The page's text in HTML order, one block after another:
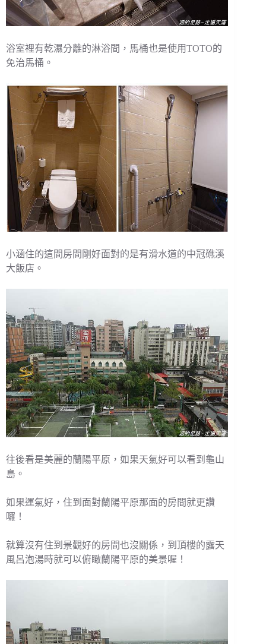
浴室裡有乾濕分離的淋浴間，馬桶也是使用TOTO的
免治馬桶。
小涵住的這間房間剛好面對的是有滑水道的中冠礁溪
大飯店。
往後看是美麗的蘭陽平原，如果天氣好可以看到龜山
島。
如果運氣好，住到面對蘭陽平原那面的房間就更讚
囉！
就算沒有住到景觀好的房間也沒關係，到頂樓的露天
風呂泡湯時就可以俯瞰蘭陽平原的美景喔！